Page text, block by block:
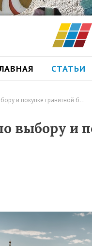
СТАТЬИ
и покупке гранитной б…
выбору и